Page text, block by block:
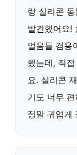
랑 실리콘 동
발견했어요!
얼음틀 겸용
했는데, 직
요. 실리콘
기도 너무
정말 귀엽게